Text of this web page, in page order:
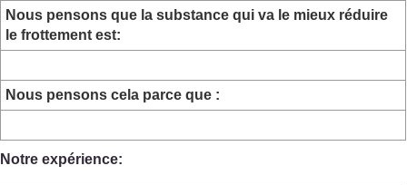
Nous pensons que la substance qui va le mieux réduire
le frottement est:
Nous pensons cela parce que :
Notre expérience: